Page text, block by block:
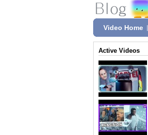
Video Home
Active Videos